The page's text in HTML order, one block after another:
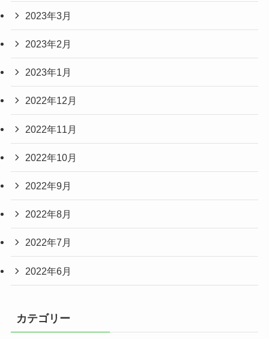
2023年3月
2023年2月
2023年1月
2022年12月
2022年11月
2022年10月
2022年9月
2022年8月
2022年7月
2022年6月
カテゴリー